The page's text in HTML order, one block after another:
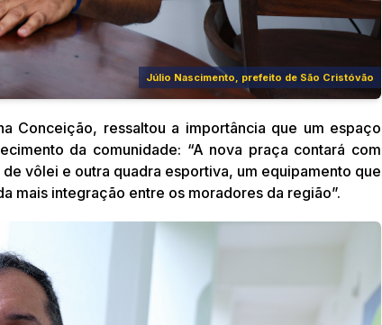
Júlio Nascimento, prefeito de São Cristóvão
Conceição, ressaltou a importância que um espaço
da comunidade: “A nova praça contará com
vôlei e outra quadra esportiva, um equipamento que
mais integração entre os moradores da região”.